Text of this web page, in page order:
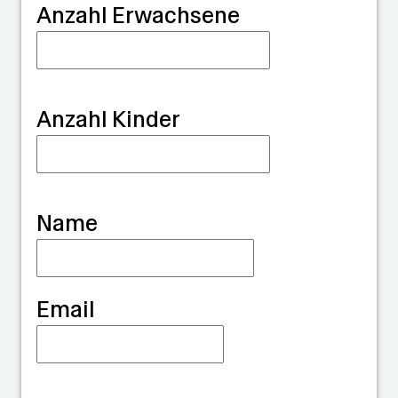
Anzahl Erwachsene
Anzahl Kinder
Name
Email
G
a
r
d
n